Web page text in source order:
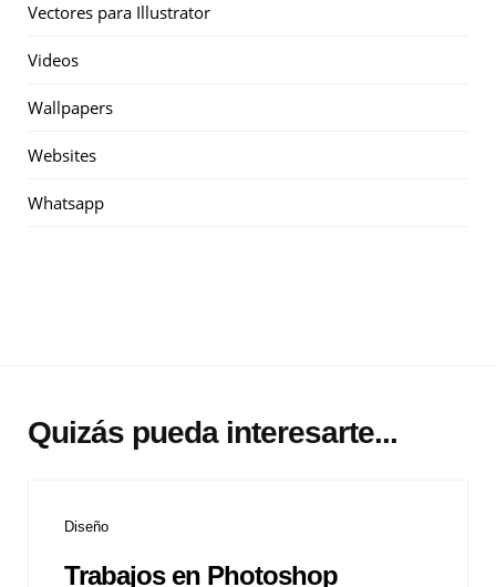
Vectores para Illustrator
Videos
Wallpapers
Websites
Whatsapp
Quizás pueda interesarte...
Diseño
Trabajos en Photoshop